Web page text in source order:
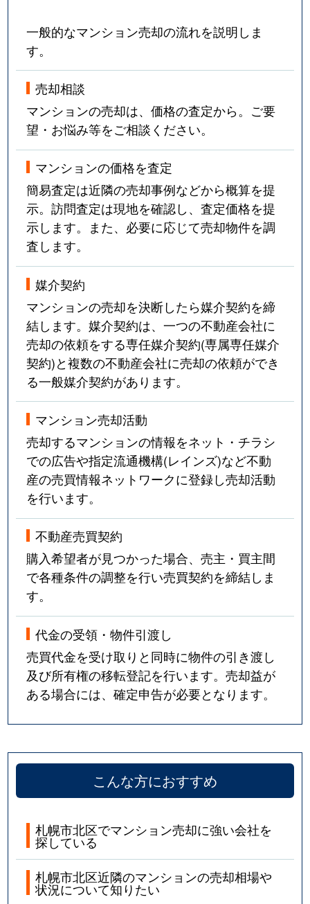
一般的なマンション売却の流れを説明しま
す。
売却相談
マンションの売却は、価格の査定から。ご要
望・お悩み等をご相談ください。
マンションの価格を査定
簡易査定は近隣の売却事例などから概算を提
示。訪問査定は現地を確認し、査定価格を提
示します。また、必要に応じて売却物件を調
査します。
媒介契約
マンションの売却を決断したら媒介契約を締
結します。媒介契約は、一つの不動産会社に
売却の依頼をする専任媒介契約(専属専任媒介
契約)と複数の不動産会社に売却の依頼ができ
る一般媒介契約があります。
マンション売却活動
売却するマンションの情報をネット・チラシ
での広告や指定流通機構(レインズ)など不動
産の売買情報ネットワークに登録し売却活動
を行います。
不動産売買契約
購入希望者が見つかった場合、売主・買主間
で各種条件の調整を行い売買契約を締結しま
す。
代金の受領・物件引渡し
売買代金を受け取りと同時に物件の引き渡し
及び所有権の移転登記を行います。売却益が
ある場合には、確定申告が必要となります。
こんな方におすすめ
札幌市北区でマンション売却に強い会社を
探している
札幌市北区近隣のマンションの売却相場や
状況について知りたい